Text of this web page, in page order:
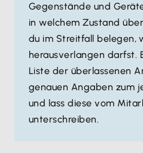
Gegenstände und
in welchem Zustand
du im Streitfall belegen,
herausverlangen darfst.
Liste der überlassenen
genauen Angaben zum
und lass diese vom
unterschreiben.